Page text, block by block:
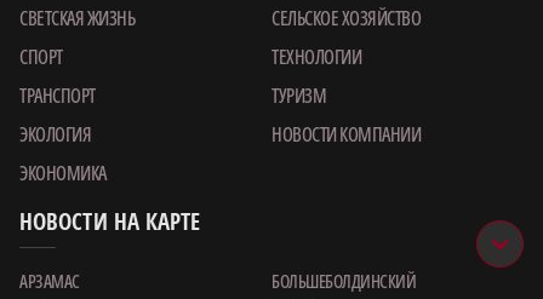
СВЕТСКАЯ ЖИЗНЬ
СЕЛЬСКОЕ ХОЗЯЙСТВО
СПОРТ
ТЕХНОЛОГИИ
ТРАНСПОРТ
ТУРИЗМ
ЭКОЛОГИЯ
НОВОСТИ КОМПАНИИ
ЭКОНОМИКА
НОВОСТИ НА КАРТЕ
АРЗАМАС
БОЛЬШЕБОЛДИНСКИЙ